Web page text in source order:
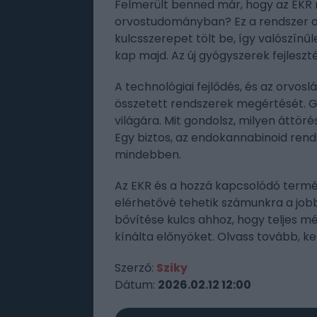
Felmerült benned már, hogy az
orvostudományban? Ez a
kulcsszerepet tölt be, így
kap majd. Az új gyógyszerek
A technológiai fejlődés, és az
összetett rendszerek megértését.
világára. Mit gondolsz, milyen
Egy biztos, az endokannabinoid
mindebben.
Az EKR és a hozzá kapcsolódó
elérhetővé tehetik számunkra a
bővítése kulcs ahhoz, hogy teljes
kínálta előnyöket. Olvass tovább,
Szerző: Sziky
Dátum: 2026.02.12 12:00